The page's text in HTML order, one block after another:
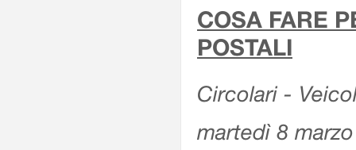
COSA FARE
POSTALI
Circolari -
martedì 8